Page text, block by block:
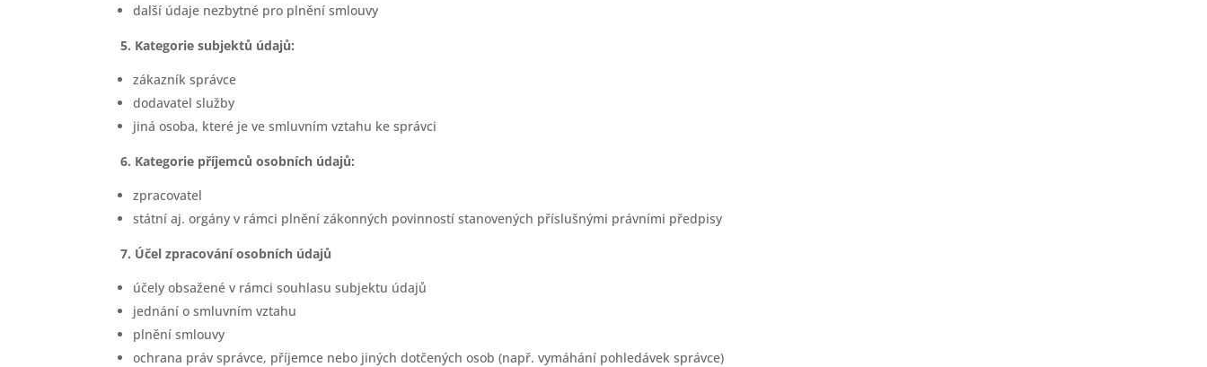
další údaje nezbytné pro plnění smlouvy
5. Kategorie subjektů údajů:
zákazník správce
dodavatel služby
jiná osoba, které je ve smluvním vztahu ke správci
6. Kategorie příjemců osobních údajů:
zpracovatel
státní aj. orgány v rámci plnění zákonných povinností stanovených příslušnými právními předpisy
7. Účel zpracování osobních údajů
účely obsažené v rámci souhlasu subjektu údajů
jednání o smluvním vztahu
plnění smlouvy
ochrana práv správce, příjemce nebo jiných dotčených osob (např. vymáhání pohledávek správce)